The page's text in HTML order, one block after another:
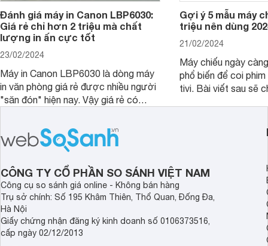
Đánh giá máy in Canon LBP6030:
Giá rẻ chỉ hơn 2 triệu mà chất
lượng in ấn cực tốt
23/02/2024
Máy in Canon LBP6030 là dòng máy
in văn phòng giá rẻ được nhiều người
"săn đón" hiện nay. Vậy giá rẻ có
không, bài viết đánh giá máy in Canon
LBP6030 dưới đây sẽ giúp bạn hiểu
Gợi ý 5 mẫu máy
triệu nên dùng
21/02/2024
Máy chiếu ngày
phổ biến để coi
tivi. Bài viết sau sẽ chia sẻ cho bạn 5
CÔNG TY CỔ PHẦN SO SÁNH VIỆT NAM
Công cụ so sánh giá online - Không bán hàng
Trụ sở chính: Số 195 Khâm Thiên, Thổ Quan, Đống Đa,
Hà Nội
Giấy chứng nhận đăng ký kinh doanh số 0106373516,
cấp ngày 02/12/2013